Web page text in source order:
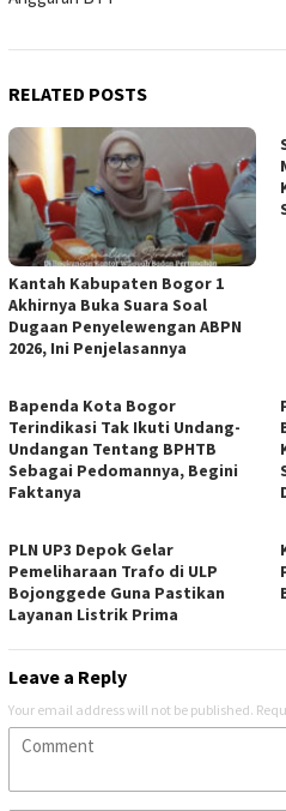
RELATED POSTS
Kantah Kabupaten Bogor 1
Akhirnya Buka Suara Soal
Dugaan Penyelewengan ABPN
2026, Ini Penjelasannya
Bapenda Kota Bogor
Terindikasi Tak Ikuti Undang-
Undangan Tentang BPHTB
Sebagai Pedomannya, Begini
Faktanya
PLN UP3 Depok Gelar
Pemeliharaan Trafo di ULP
Bojonggede Guna Pastikan
Layanan Listrik Prima
Leave a Reply
Your email address will not be published.